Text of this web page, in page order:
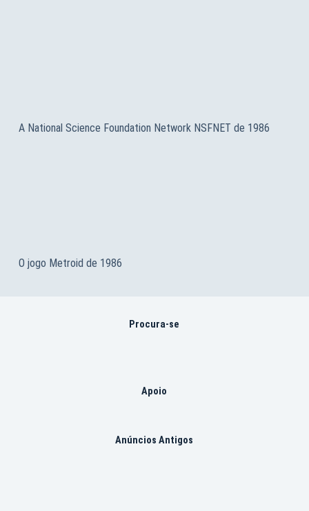
A National Science Foundation Network NSFNET de 1986
O jogo Metroid de 1986
Procura-se
Apoio
Anúncios Antigos